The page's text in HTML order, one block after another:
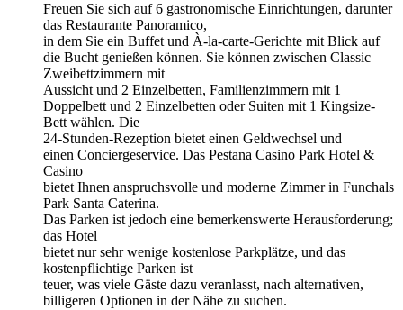
Freuen Sie sich auf 6 gastronomische Einrichtungen, darunter
das Restaurante Panoramico,
in dem Sie ein Buffet und À-la-carte-Gerichte mit Blick auf
die Bucht genießen können. Sie können zwischen Classic
Zweibettzimmern mit
Aussicht und 2 Einzelbetten, Familienzimmern mit 1
Doppelbett und 2 Einzelbetten oder Suiten mit 1 Kingsize-
Bett wählen. Die
24-Stunden-Rezeption bietet einen Geldwechsel und
einen Conciergeservice. Das Pestana Casino Park Hotel &
Casino
bietet Ihnen anspruchsvolle und moderne Zimmer in Funchals
Park Santa Caterina.
Das Parken ist jedoch eine bemerkenswerte Herausforderung;
das Hotel
bietet nur sehr wenige kostenlose Parkplätze, und das
kostenpflichtige Parken ist
teuer, was viele Gäste dazu veranlasst, nach alternativen,
billigeren Optionen in der Nähe zu suchen.